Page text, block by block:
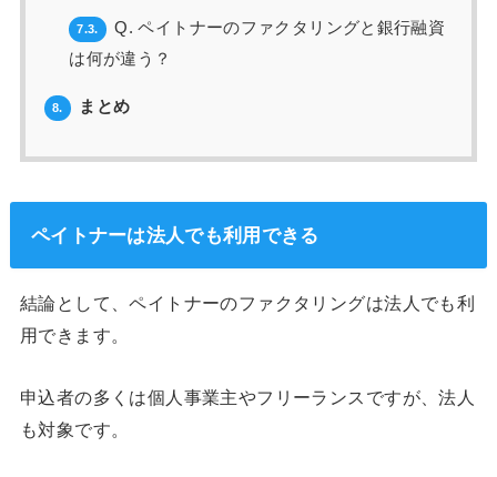
7.3.
Q. ペイトナーのファクタリングと銀行融資
は何が違う？
8. まとめ
ペイトナーは法人でも利用できる
結論として、ペイトナーのファクタリングは法人でも利
用できます。
申込者の多くは個人事業主やフリーランスですが、法人
も対象です。